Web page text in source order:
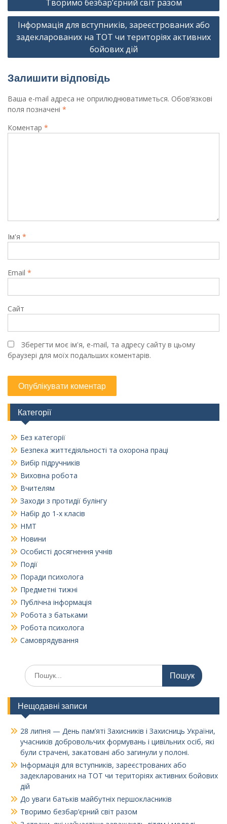
записів
Творимо безбар’єрний світ разом
Інформація для вступників, зареєстрованих або
задекларованих на ТОТ чи територіях активних
бойових дій
Залишити відповідь
Ваша e-mail адреса не оприлюднюватиметься. Обов’язкові
поля позначені *
Коментар *
Ім'я *
Email *
Сайт
Зберегти моє ім'я, e-mail, та адресу сайту в цьому
браузері для моїх подальших коментарів.
Категорії
Без категорії
Безпека життєдіяльності та охорона праці
Вибір підручників
Виховна робота
Вчителям
Заходи з протидії булінгу
Набір до 1-х класів
НМТ
Новини
Особисті досягнення учнів
Події
Поради психолога
Предметні тижні
Публічна інформація
Робота з батьками
Робота психолога
Самоврядування
Шукати:
Нещодавні записи
28 липня — День пам’яті Захисників і Захисниць України,
учасників добровольчих формувань і цивільних осіб, які
були страчені, закатовані або загинули у полоні.
Інформація для вступників, зареєстрованих або
задекларованих на ТОТ чи територіях активних бойових
дій
До уваги батьків майбутніх першокласників
Творимо безбар’єрний світ разом